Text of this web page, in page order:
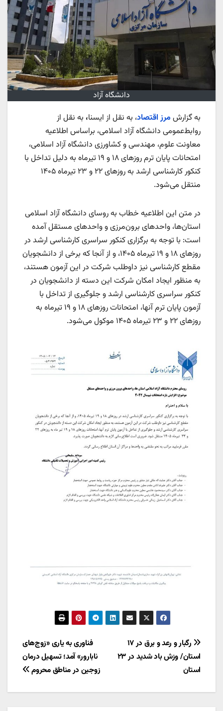
دانشگاه آزاد
به گزارش مرز اقتصاد، به نقل از ایسنا، به نقل از
روابط‌عمومی دانشگاه آزاد اسلامی، براساس اطلاعیه
معاونت علوم، مهندسی و کشاورزی دانشگاه آزاد اسلامی،
امتحانات پایان ترم روزهای ۱۸ و ۱۹ تیرماه به دلیل تداخل با
کنکور کارشناسی ارشد به روزهای ۲۲ و ۲۳ تیرماه ۱۴۰۵
منتقل می‌شود.
در متن این اطلاعیه خطاب به روسای دانشگاه آزاد اسلامی
استان‌ها، واحدهای برون‌مرزی و واحدهای مستقل آمده
است: با توجه به برگزاری کنکور سراسری کارشناسی ارشد در
روزهای ۱۸ و ۱۹ تیرماه ۱۴۰۵، و از آنجا که برخی از دانشجویان
مقطع کارشناسی نیز داوطلب شرکت در این آزمون هستند،
به منظور ایجاد امکان شرکت این دسته از دانشجویان در
کنکور سراسری کارشناسی ارشد و جلوگیری از تداخل با
آزمون پایان ترم آنها، امتحانات روزهای ۱۸ و ۱۹ تیرماه به
روزهای ۲۲ و ۲۳ تیرماه ۱۴۰۵ موکول می‌شود.
راهبری
نوشته
فناوری به یاری «زوج‌های
نابارور» آمد؛ تسهیل درمان
زوجین در مناطق محروم
رگبار و رعد و برق در ۱۷
استان/ وزش باد شدید در ۲۳
استان